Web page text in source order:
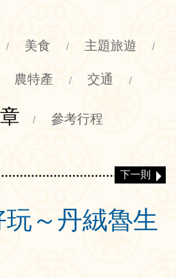
/ 美食 / 主題旅遊 /
農特產 / 交通 /
/ 參考行程
下一則
～丹絨魯生